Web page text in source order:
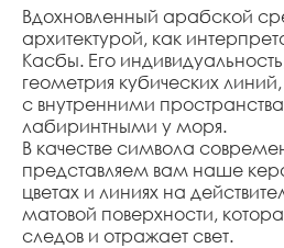
Вдохновленный арабской
архитектурой, как
Касбы. Его
геометрия кубических
с внутренними
лабиринтными у моря.
В качестве символа
представляем вам наше
цветах и линиях на
матовой поверхности,
следов и отражает свет.